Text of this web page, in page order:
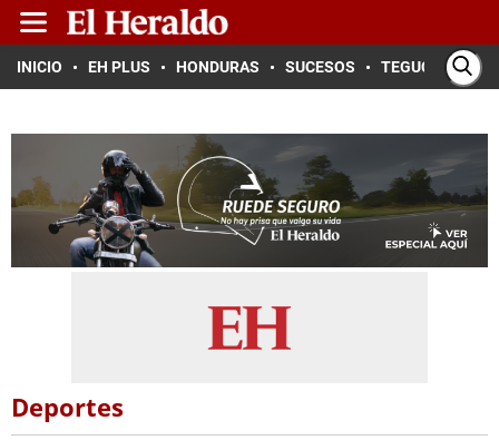
INICIO EH PLUS HONDURAS SUCESOS TEGUCIGALPA
Deportes